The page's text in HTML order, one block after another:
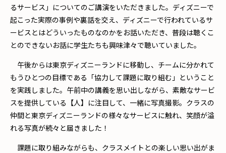
るサービス」についてのご講演をいただきました。ディズニーで
起こった実際の事例や裏話を交え、ディズニーで行われているサ
ービスとはどういったものなのかをお話いただき、普段は聴くこ
とのできないお話に学生たちも興味津々で聴いていました。
午後からは東京ディズニーランドに移動し、チームに分かれて
もうひとつの目標である「協力して課題に取り組む」ということ
を実践しました。午前中の講義を思い出しながら、素敵なサービ
スを提供している【人】に注目して、一緒に写真撮影。クラスの
仲間と東京ディズニーランドの様々なサービスに触れ、笑顔が溢
れる写真が続々と届きました！
課題に取り組みながらも、クラスメイトとの楽しい思い出がま